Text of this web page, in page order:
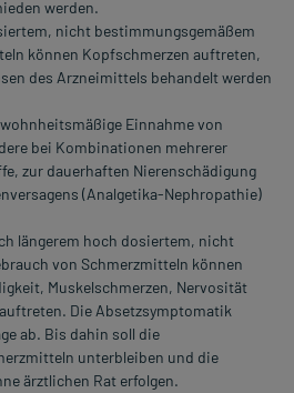
werden.
nicht bestimmungsgemäßem
können Kopfschmerzen auftreten,
des Arzneimittels behandelt werden
Einnahme von
bei Kombinationen mehrerer
zur dauerhaften Nierenschädigung
(Analgetika-Nephropathie)
längerem hoch dosiertem, nicht
von Schmerzmitteln können
Muskelschmerzen, Nervosität
Die Absetzsymptomatik
ab. Bis dahin soll die
unterbleiben und die
ärztlichen Rat erfolgen.